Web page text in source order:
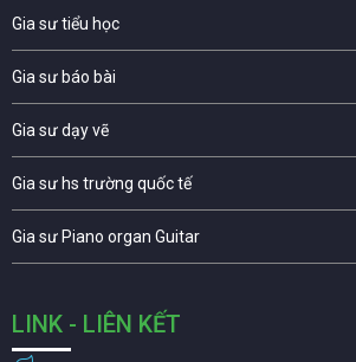
Gia sư tiểu học
Gia sư báo bài
Gia sư dạy vẽ
Gia sư hs trường quốc tế
Gia sư Piano organ Guitar
LINK - LIÊN KẾT